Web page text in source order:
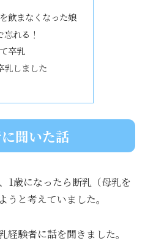
飲まなくなった娘
れる！
卒乳
乳しました
聞いた話
1歳になったら断乳（母乳を
と考えていました。
経験者に話を聞きました。